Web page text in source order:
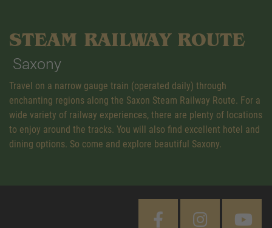
STEAM RAILWAY ROUTE
Saxony
Travel on a narrow gauge train (operated daily) through
enchanting regions along the Saxon Steam Railway Route. For a
wide variety of railway experiences, there are plenty of locations
to enjoy around the tracks. You will also find excellent hotel and
dining options. So come and explore beautiful Saxony.